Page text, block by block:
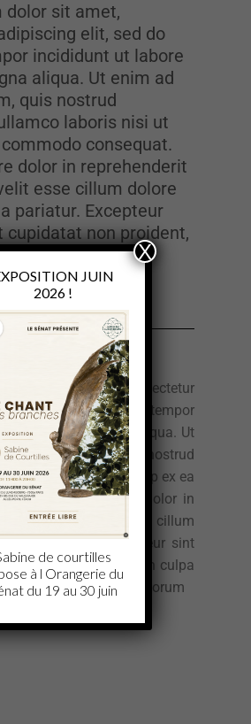
dolor sit amet,
elit, sed do
incididunt ut labore
aliqua. Ut enim ad
quis nostrud
laboris nisi ut
consequat.
dolor in reprehenderit
esse cillum dolore
pariatur. Excepteur
cupidatat non proident,
officia deserunt
est laborum
sit amet, consectetur
sed do eiusmod tempor
et dolore magna aliqua. Ut
veniam, quis nostrud
laboris nisi ut aliquip ex ea
Duis aute irure dolor in
voluptate velit esse cillum
nulla pariatur. Excepteur sint
non proident, sunt in culpa
mollit anim id est laborum
JUIN
2026 !
de courtilles
à l Orangerie du
du 19 au 30 juin
X